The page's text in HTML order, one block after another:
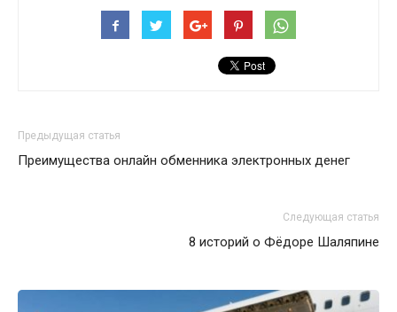
Предыдущая статья
Преимущества онлайн обменника электронных денег
Следующая статья
8 историй о Фёдоре Шаляпине